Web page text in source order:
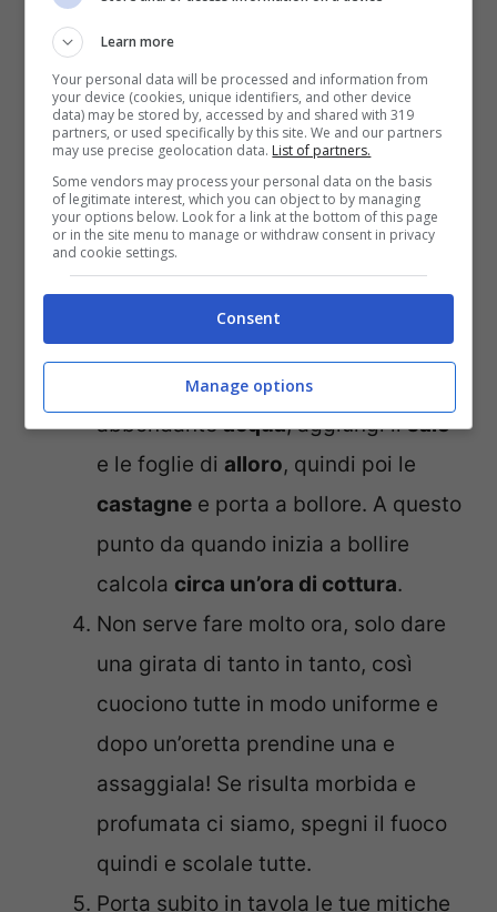
fidati, fa la differenza.
Con un coltellino affilato pratica un
taglietto sulla buccia di ogni
castagna. Basta una piccola
incisione, serve solo a far entrare
sbucciarle dopo.
Riempi poi una pentola capiente con
abbondanteacqua, aggiungi ilsale
e le foglie di alloro, quindi poi le
castagne e porta a bollore. A questo
punto da quando inizia a bollire
calcola circa un’ora di cottura.
Non serve fare molto ora, solo dare
una girata di tanto in tanto, così
cuociono tutte in modo uniforme e
dopo un’oretta prendine una e
assaggiala! Se risulta morbida e
profumata ci siamo, spegni il fuoco
quindi e scolale tutte.
Porta subito in tavola le tue mitiche
Learn more
Your personal data will be processed and information from
your device (cookies, unique identifiers, and other device
data) may be stored by, accessed by and shared with 319
partners, or used specifically by this site. We and our partners
may use precise geolocation data. List of partners.
Some vendors may process your personal data on the basis
of legitimate interest, which you can object to by managing
your options below. Look for a link at the bottom of this page
or in the site menu to manage or withdraw consent in privacy
and cookie settings.
Consent
Manage options